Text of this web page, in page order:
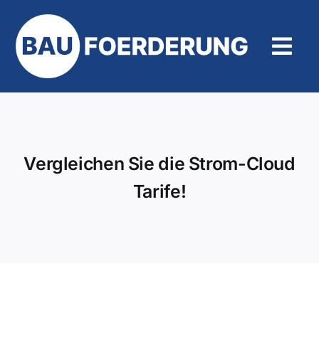
Inhalt
springen
Vergleichen Sie die Strom-Cloud
Tarife!